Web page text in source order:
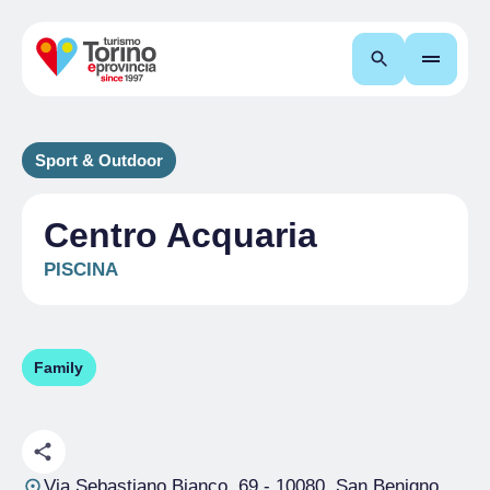
Cerca
Sport & Outdoor
Centro Acquaria
PISCINA
Family